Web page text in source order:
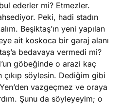
ederler mi? Etmezler.
Peki, hadi stadın
Beşiktaş’ın yeni yapılan
ait koskoca bir garaj alanı
bedavaya vermedi mi?
göbeğinde o arazi kaç
söylesin. Dediğim gibi
vazgeçmez ve oraya
Şunu da söyleyeyim; o